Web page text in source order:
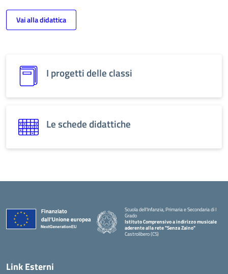
Vai alla didattica
I progetti delle classi
Le schede didattiche
Scuola dell'Infanzia, Primaria e Secondaria di I
Grado
Istituto Comprensivo a indirizzo musicale
aderente alla rete "Senza Zaino"
Castrolibero (CS)
Link Esterni